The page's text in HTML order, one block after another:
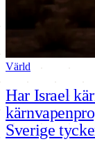
Värld
Har Israel
Sverige